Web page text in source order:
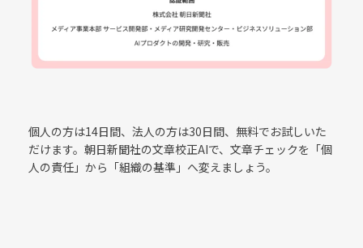
個人の方は14日間、法人の方は30日間、無料でお試しいた
だけます。朝日新聞社の文章校正AIで、文章チェックを「個
人の責任」から「組織の基準」へ変えましょう。